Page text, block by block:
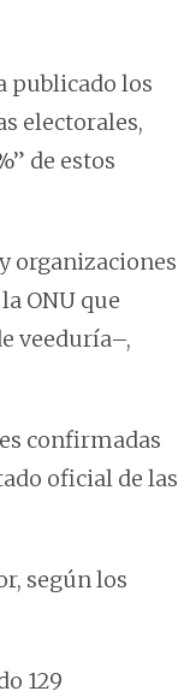
publicado los
electorales,
de estos
organizaciones
ONU que
veeduría–,
confirmadas
oficial de las
según los
129